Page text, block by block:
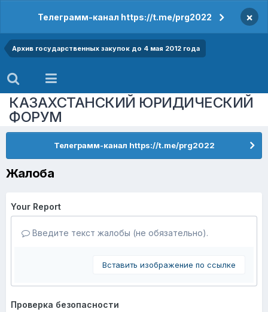
Телеграмм-канал https://t.me/prg2022 ×
Архив государственных закупок до 4 мая 2012 года
КАЗАХСТАНСКИЙ ЮРИДИЧЕСКИЙ
ФОРУМ
Телеграмм-канал https://t.me/prg2022
Жалоба
Your Report
Введите текст жалобы (не обязательно).
Вставить изображение по ссылке
Проверка безопасности